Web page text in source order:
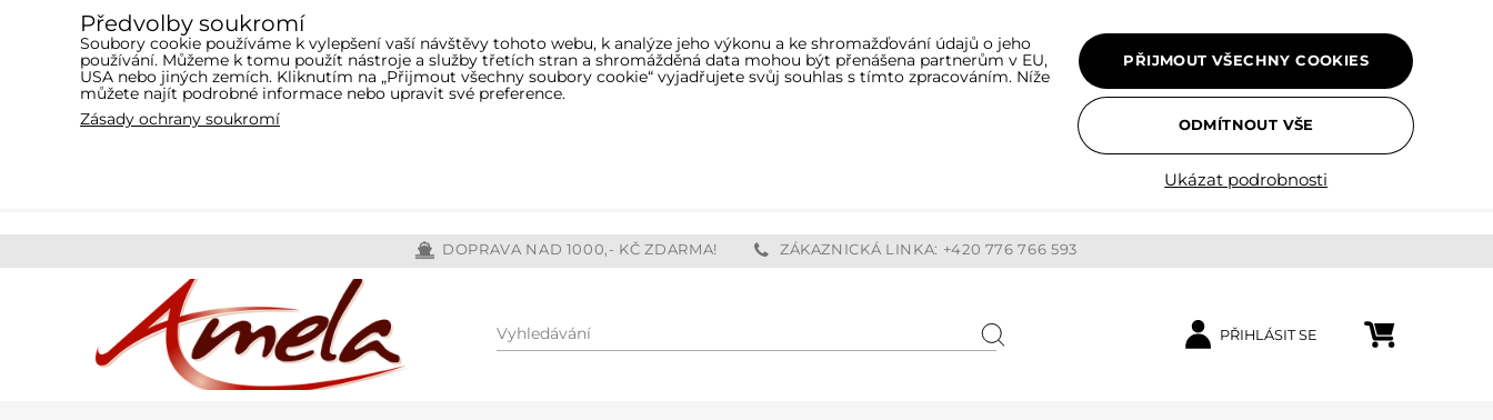
Vyhledávání
PŘIHLÁSIT SE
Nákupní košík
DOPRAVA NAD 1000,- KČ ZDARMA! ZÁKAZNICKÁ LINKA: +420 776 766 593
Předvolby soukromí
Soubory cookie používáme k vylepšení vaší návštěvy tohoto webu, k analýze jeho výkonu a ke shromažďování údajů o jeho
používání. Můžeme k tomu použít nástroje a služby třetích stran a shromážděná data mohou být přenášena partnerům v EU,
USA nebo jiných zemích. Kliknutím na „Přijmout všechny soubory cookie“ vyjadřujete svůj souhlas s tímto zpracováním. Níže
můžete najít podrobné informace nebo upravit své preference.
Zásady ochrany soukromí
Ukázat podrobnosti
PŘIJMOUT VŠECHNY COOKIES
ODMÍTNOUT VŠE